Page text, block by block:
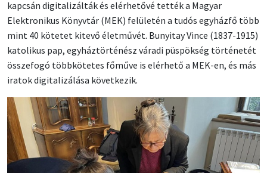
kapcsán digitalizálták és elérhetővé tették a Magyar
Elektronikus Könyvtár (MEK) felületén a tudós egyházfő több
mint 40 kötetet kitevő életművét. Bunyitay Vince (1837-1915)
katolikus pap, egyháztörténész váradi püspökség történetét
összefogó többkötetes főműve is elérhető a MEK-en, és más
iratok digitalizálása következik.